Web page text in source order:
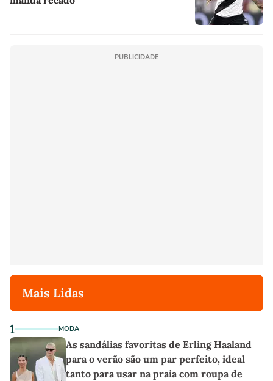
PUBLICIDADE
Mais Lidas
1 MODA
As sandálias favoritas de Erling Haaland
para o verão são um par perfeito, ideal
tanto para usar na praia com roupa de